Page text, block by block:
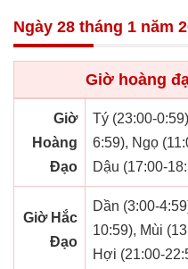
Ngày 28 tháng 1 năm
Giờ hoàng
Giờ
Hoàng
Đạo
Tý (23:00-
6:59), Ngọ
Dậu (17:00-
Giờ Hắc
Đạo
Dần (3:00-
10:59), Mùi
Hợi (21:00-